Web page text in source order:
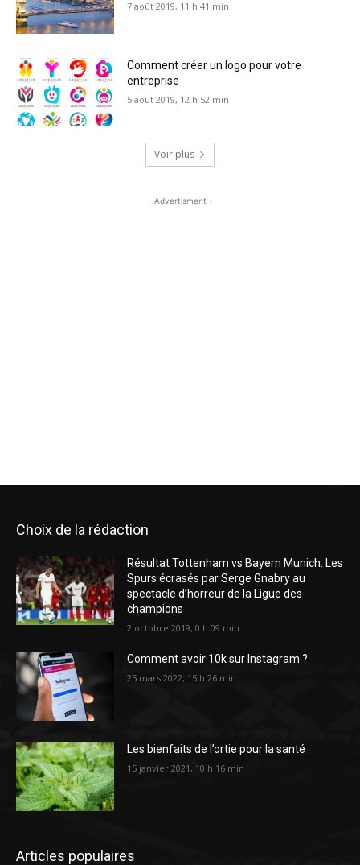
7 août 2019, 11 h 41 min
Comment créer un logo pour votre
entreprise
5 août 2019, 12 h 52 min
Voir plus
- Advertisment -
Choix de la rédaction
Résultat Tottenham vs Bayern Munich: Les
Spurs écrasés par Serge Gnabry au
spectacle d’horreur de la Ligue des
champions
2 octobre 2019, 0 h 09 min
Comment avoir 10k sur Instagram ?
25 mars 2022, 15 h 26 min
Les bienfaits de l’ortie pour la santé
15 janvier 2021, 10 h 16 min
Articles populaires